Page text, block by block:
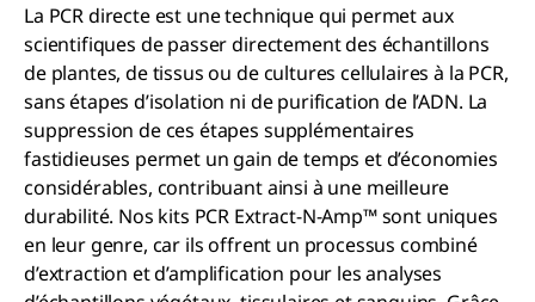
La PCR directe est une technique qui permet aux
scientifiques de passer directement des échantillons
de plantes, de tissus ou de cultures cellulaires à la PCR,
sans étapes d’isolation ni de purification de l’ADN. La
suppression de ces étapes supplémentaires
fastidieuses permet un gain de temps et d’économies
considérables, contribuant ainsi à une meilleure
durabilité. Nos kits PCR Extract-N-Amp™ sont uniques
en leur genre, car ils offrent un processus combiné
d’extraction et d’amplification pour les analyses